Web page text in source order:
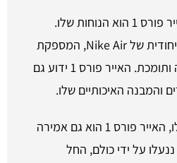
היבט חשוב נוסף של האייר פורס 1 הוא הנוחות שלו.
הנעל כוללת טכנולוגיה ייחודית של Nike Air, המספקת
ריפוד מגיב לנסיעה נוחה ותומכת. האייר פורס 1 ידוע גם
והמבנה האיכותיים שלו.
בנוסף לפונקציונליות שלו, האייר פורס 1 הוא גם אמירה
על ידי כולם, החל